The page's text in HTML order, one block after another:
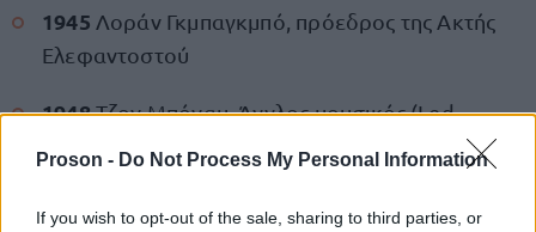
Proson - Do Not Process My Personal Information
If you wish to opt-out of the sale, sharing to third parties, or
1945 Λοράν Γκμπαγκμπό, πρόεδρος της Ακτής
Ελεφαντοστού
1948Τζον Μπόναμ, Άγγλος μουσικός (Led